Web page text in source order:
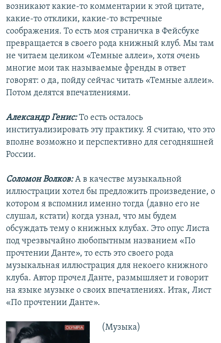
возникают какие-то комментарии к этой цитате,
какие-то отклики, какие-то встречные
соображения. То есть моя страничка в Фейсбуке
превращается в своего рода книжный клуб. Мы там
не читаем целиком «Темные аллеи», хотя очень
многие мои так называемые френды в ответ
говорят: о да, пойду сейчас читать «Темные аллеи».
Потом делятся впечатлениями.
Александр Генис:То есть осталось
институализировать эту практику. Я считаю, что это
вполне возможно и перспективно для сегодняшней
России.
Соломон Волков:А в качестве музыкальной
иллюстрации хотел бы предложить произведение, о
котором я вспомнил именно тогда (давно его не
слушал, кстати) когда узнал, что мы будем
обсуждать тему о книжных клубах. Это опус Листа
под чрезвычайно любопытным названием «По
прочтении Данте», то есть это своего рода
музыкальная иллюстрация для некоего книжного
клуба. Автор прочел Данте, размышляет и говорит
на языке музыке о своих впечатлениях. Итак, Лист
«По прочтении Данте».
(Музыка)